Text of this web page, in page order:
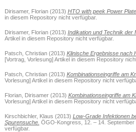
Dirisamer, Florian(2013) HTO with peek Power Plate.
in diesem Repository nicht verfügbar.
Dirisamer, Florian(2013) Indikation und Technik der
Artikel in diesem Repository nicht verfügbar.
Patsch, Christian(2013) Klinische Ergebnisse nach
[Vortrag, Vorlesung] Artikel in diesem Repository
Patsch, Christian(2013) Kombinationseingriffe am
Vorlesung] Artikel in diesem Repository nicht
Florian, Dirisamer(2013) Kombinationseingriffe am
Vorlesung] Artikel in diesem Repository nicht
Kirschbichler, Klaus (2013) Low-Grade Infektionen
Spurensuche. ÖGO-Kongress, 12. – 14.
verfügbar.